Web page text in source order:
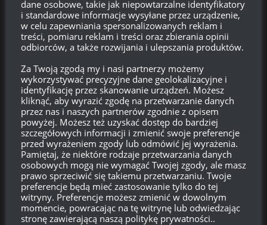
Zarejestruj się
Zaloguj się
Kanał wpisów
Kanał komentarzy
WordPress.org
Brakwierzchołka drzewkaod:
579
Dni
13
Godzin
19
Minut
01
Sekund
dane osobowe, takie jak niepowtarzalne identyfikatory
i standardowe informacje wysyłane przez urządzenie,
w celu zapewniania spersonalizowanych reklam i
treści, pomiaru reklam i treści oraz zbierania opinii
odbiorców, a także rozwijania i ulepszania produktów.
Za Twoją zgodą my i nasi partnerzy możemy
wykorzystywać precyzyjne dane geolokalizacyjne i
identyfikację przez skanowanie urządzeń. Możesz
kliknąć, aby wyrazić zgodę na przetwarzanie danych
przez nas i naszych partnerów zgodnie z opisem
powyżej. Możesz też uzyskać dostęp do bardziej
szczegółowych informacji i zmienić swoje preferencje
przed wyrażeniem zgody lub odmówić jej wyrażenia.
Pamiętaj, że niektóre rodzaje przetwarzania danych
osobowych mogą nie wymagać Twojej zgody, ale masz
prawo sprzeciwić się takiemu przetwarzaniu. Twoje
preferencje będą mieć zastosowanie tylko do tej
witryny. Preferencje możesz zmienić w dowolnym
momencie, powracając na tę witrynę lub odwiedzając
stronę zawierającą naszą politykę prywatności..